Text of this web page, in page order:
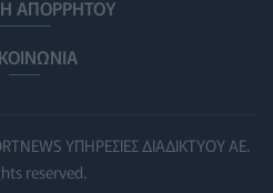
των ωοθηκών χορηγεί
τον όγκο
συνδέεται με
ΑΠΟΡΡΗΤΟΥ
ΥΠΗΡΕΣΙΕΣ ΔΙΑΔΙΚΤΥΟΥ ΑΕ.
reserved.